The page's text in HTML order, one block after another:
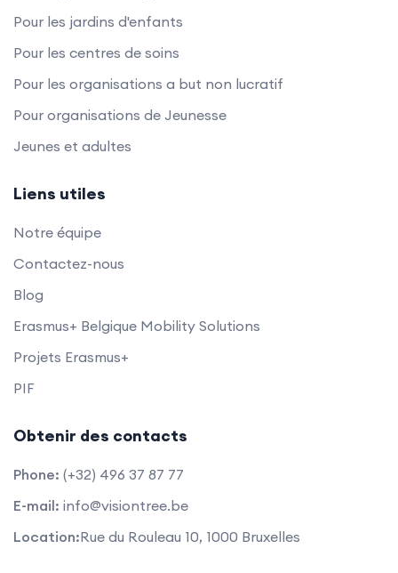
Pour les jardins d'enfants
Pour les centres de soins
Pour les organisations a but non lucratif
Pour organisations de Jeunesse
Jeunes et adultes
Liens utiles
Notre équipe
Contactez-nous
Blog
Erasmus+ Belgique Mobility Solutions
Projets Erasmus+
PIF
Obtenir des contacts
Phone: (+32) 496 37 87 77
E-mail: info@visiontree.be
Location:Rue du Rouleau 10, 1000 Bruxelles